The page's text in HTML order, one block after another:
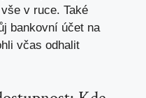
v ruce. Také
bankovní účet na
včas odhalit